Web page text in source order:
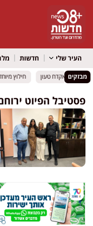
העיר שלי חדשות
מבזקים
מצאו אקדח טעון
מצאו אקדח טעון חילוץ
חילוץ
פסטיבל הפיוט